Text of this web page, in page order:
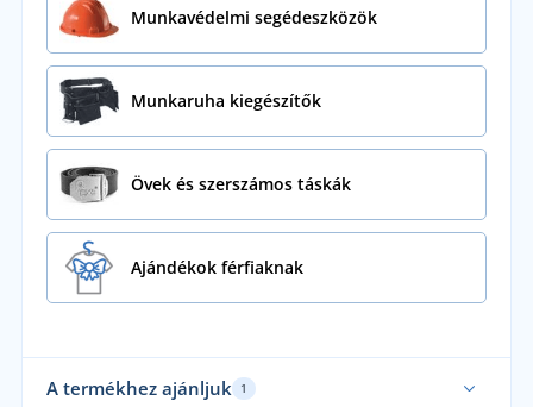
Munkavédelmi segédeszközök
Munkaruha kiegészítők
Övek és szerszámos táskák
Ajándékok férfiaknak
A termékhez ajánljuk 1